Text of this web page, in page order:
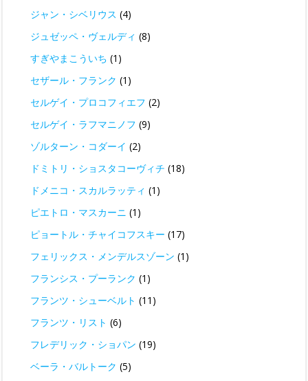
ジャン・シベリウス (4)
ジュゼッペ・ヴェルディ (8)
すぎやまこういち (1)
セザール・フランク (1)
セルゲイ・プロコフィエフ (2)
セルゲイ・ラフマニノフ (9)
ゾルターン・コダーイ (2)
ドミトリ・ショスタコーヴィチ (18)
ドメニコ・スカルラッティ (1)
ピエトロ・マスカーニ (1)
ピョートル・チャイコフスキー (17)
フェリックス・メンデルスゾーン (1)
フランシス・プーランク (1)
フランツ・シューベルト (11)
フランツ・リスト (6)
フレデリック・ショパン (19)
ベーラ・バルトーク (5)